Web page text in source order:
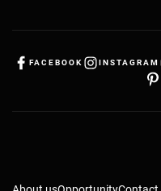
FACEBOOK INSTAGRAM